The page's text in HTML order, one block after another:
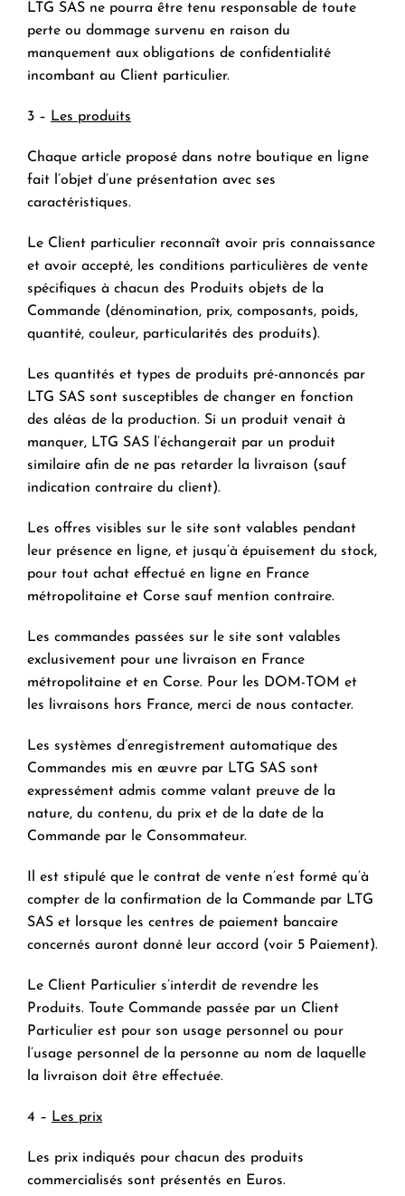
LTG SAS ne pourra être tenu responsable de toute
perte ou dommage survenu en raison du
manquement aux obligations de confidentialité
incombant au Client particulier.
3 – Les produits
Chaque article proposé dans notre boutique en ligne
fait l’objet d’une présentation avec ses
caractéristiques.
Le Client particulier reconnaît avoir pris connaissance
et avoir accepté, les conditions particulières de vente
spécifiques à chacun des Produits objets de la
Commande (dénomination, prix, composants, poids,
quantité, couleur, particularités des produits).
Les quantités et types de produits pré-annoncés par
LTG SAS sont susceptibles de changer en fonction
des aléas de la production. Si un produit venait à
manquer, LTG SAS l’échangerait par un produit
similaire afin de ne pas retarder la livraison (sauf
indication contraire du client).
Les offres visibles sur le site sont valables pendant
leur présence en ligne, et jusqu’à épuisement du stock,
pour tout achat effectué en ligne en France
métropolitaine et Corse sauf mention contraire.
Les commandes passées sur le site sont valables
exclusivement pour une livraison en France
métropolitaine et en Corse. Pour les DOM-TOM et
les livraisons hors France, merci de nous contacter.
Les systèmes d’enregistrement automatique des
Commandes mis en œuvre par LTG SAS sont
expressément admis comme valant preuve de la
nature, du contenu, du prix et de la date de la
Commande par le Consommateur.
Il est stipulé que le contrat de vente n’est formé qu’à
compter de la confirmation de la Commande par LTG
SAS et lorsque les centres de paiement bancaire
concernés auront donné leur accord (voir 5 Paiement).
Le Client Particulier s’interdit de revendre les
Produits. Toute Commande passée par un Client
Particulier est pour son usage personnel ou pour
l’usage personnel de la personne au nom de laquelle
la livraison doit être effectuée.
4 – Les prix
Les prix indiqués pour chacun des produits
commercialisés sont présentés en Euros.